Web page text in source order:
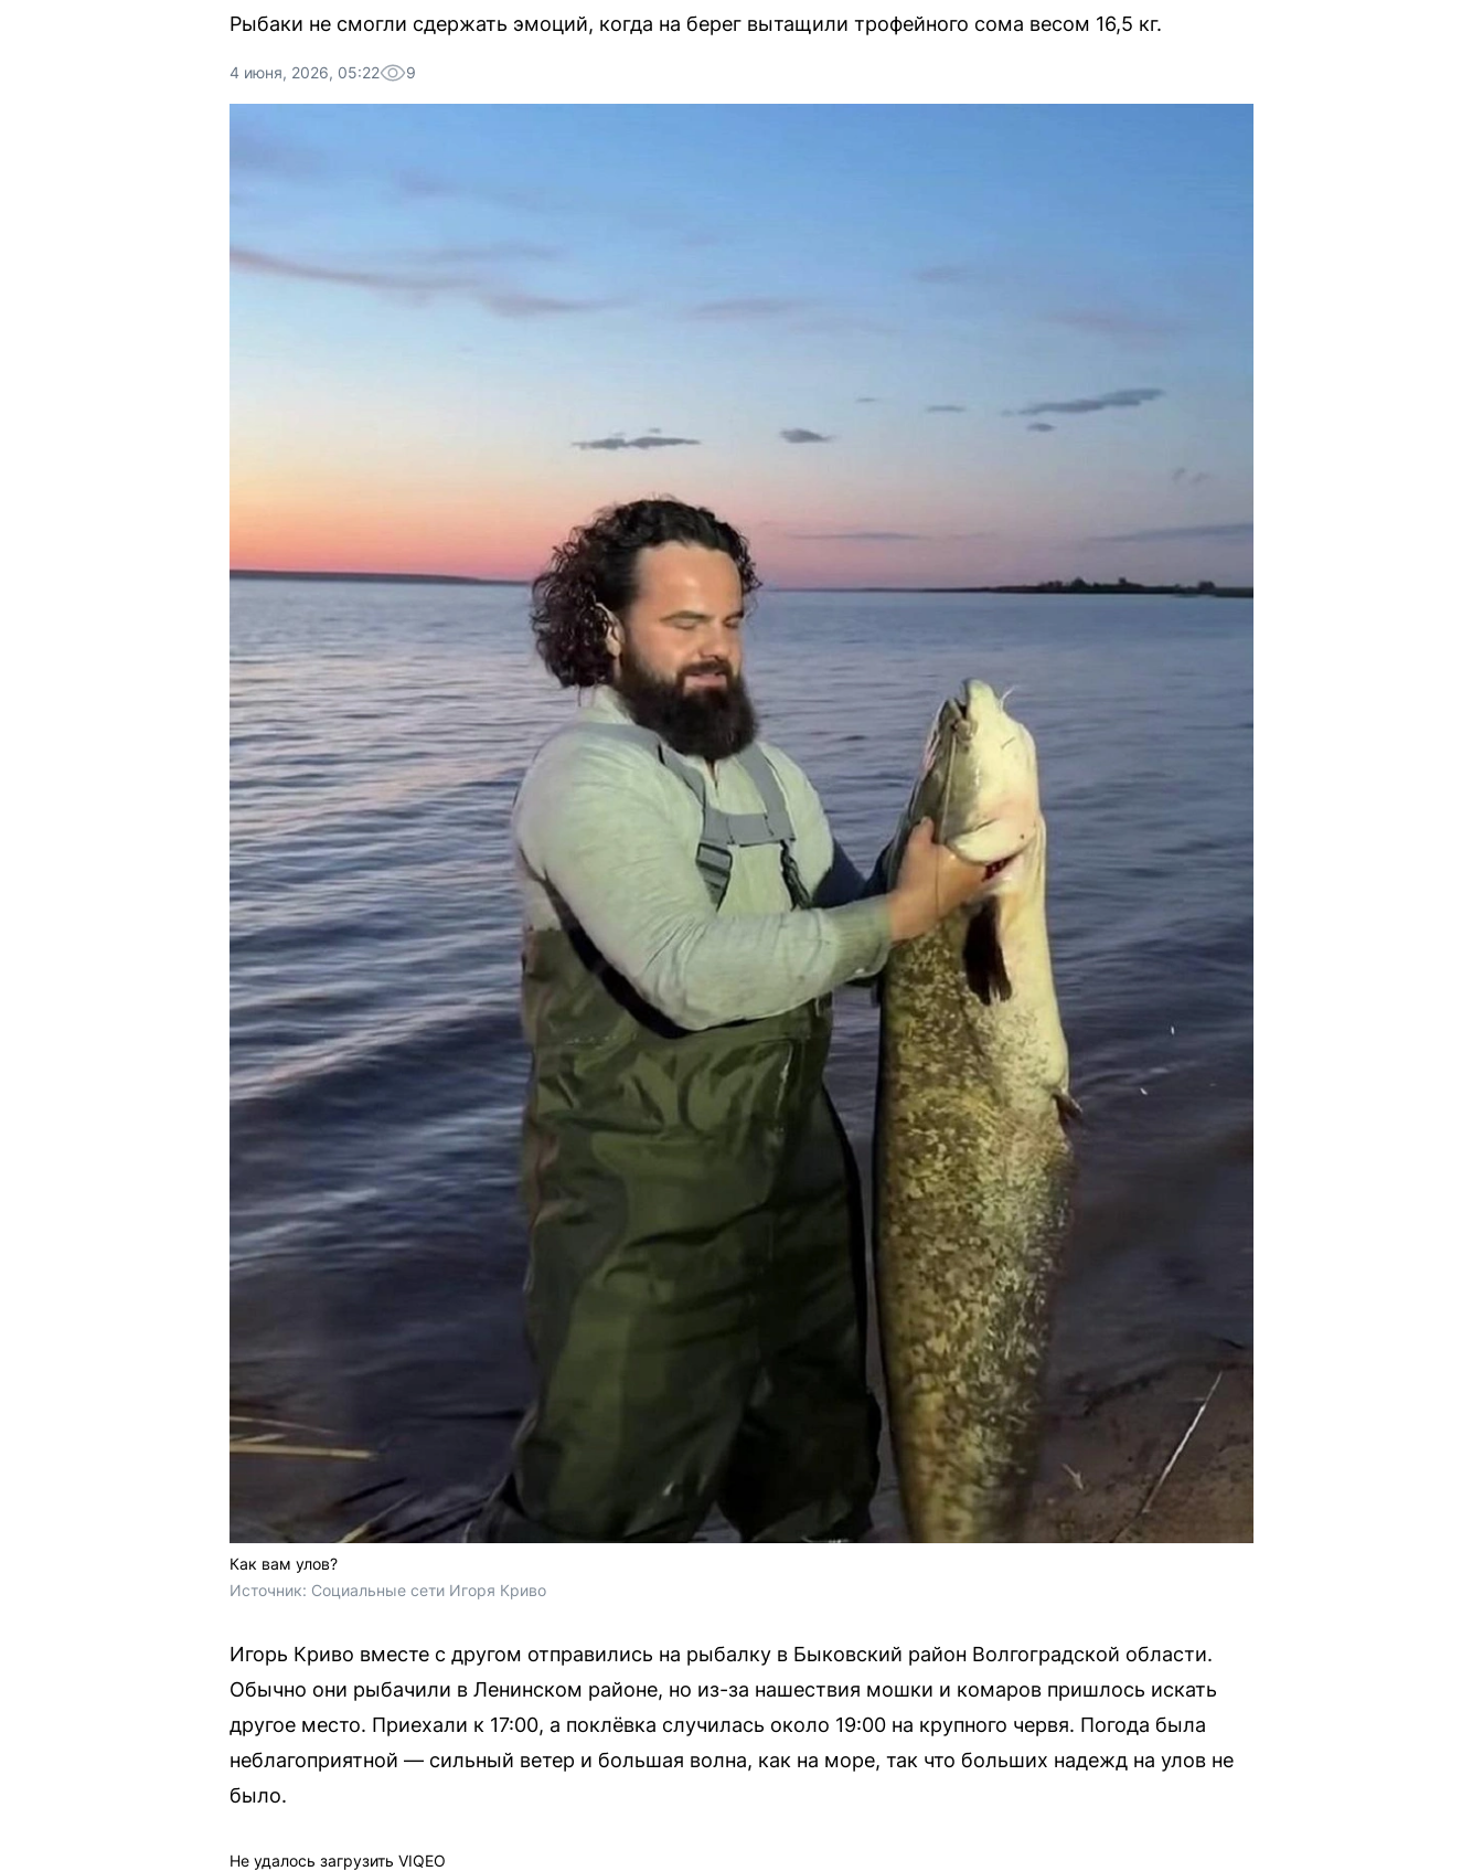
Рыбаки не смогли сдержать эмоций, когда на берег вытащили трофейного сома весом 16,5 кг.
4 июня, 2026, 05:22 9
Как вам улов?
Источник: Социальные сети Игоря Криво
Игорь Криво вместе с другом отправились на рыбалку в Быковский район Волгоградской области.
Обычно они рыбачили в Ленинском районе, но из-за нашествия мошки и комаров пришлось искать
другое место. Приехали к 17:00, а поклёвка случилась около 19:00 на крупного червя. Погода была
неблагоприятной — сильный ветер и большая волна, как на море, так что больших надежд на улов не
было.
Не удалось загрузить VIQEO